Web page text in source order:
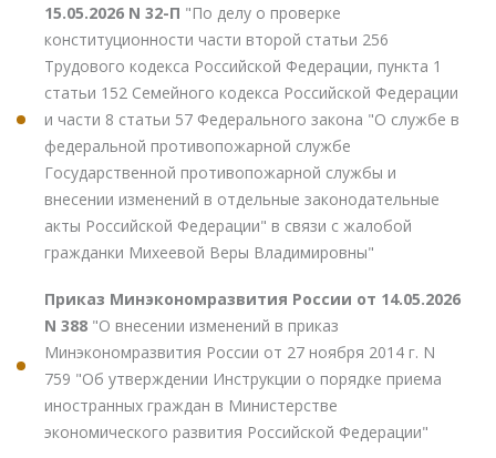
15.05.2026 N 32-П "По делу о проверке
конституционности части второй статьи 256
Трудового кодекса Российской Федерации, пункта 1
статьи 152 Семейного кодекса Российской Федерации
и части 8 статьи 57 Федерального закона "О службе в
федеральной противопожарной службе
Государственной противопожарной службы и
внесении изменений в отдельные законодательные
акты Российской Федерации" в связи с жалобой
гражданки Михеевой Веры Владимировны"
Приказ Минэкономразвития России от 14.05.2026
N 388 "О внесении изменений в приказ
Минэкономразвития России от 27 ноября 2014 г. N
759 "Об утверждении Инструкции о порядке приема
иностранных граждан в Министерстве
экономического развития Российской Федерации"